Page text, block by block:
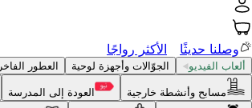
وصلنا حديثًا الأكثر رواجًا
ألعاب الفيديو الجوّالات وأجهزة لوحية العطور
مسابح وأنشطة خارجية العودة إلى المدرسة